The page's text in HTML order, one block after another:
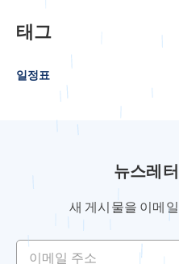
태그
일정표
뉴스레
새 게시물을 이메
이메일 주소